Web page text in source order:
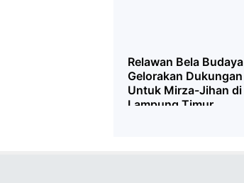
Relawan Bela Budaya
Gelorakan Dukungan
Untuk Mirza-Jihan di
Lampung Timur